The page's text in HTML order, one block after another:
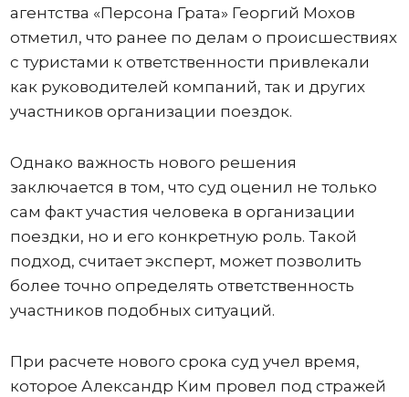
агентства «Персона Грата» Георгий Мохов
отметил, что ранее по делам о происшествиях
с туристами к ответственности привлекали
как руководителей компаний, так и других
участников организации поездок.
Однако важность нового решения
заключается в том, что суд оценил не только
сам факт участия человека в организации
поездки, но и его конкретную роль. Такой
подход, считает эксперт, может позволить
более точно определять ответственность
участников подобных ситуаций.
При расчете нового срока суд учел время,
которое Александр Ким провел под стражей